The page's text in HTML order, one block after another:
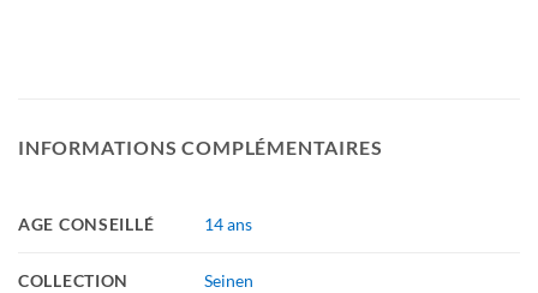
INFORMATIONS COMPLÉMENTAIRES
AGE CONSEILLÉ 14 ans
COLLECTION Seinen